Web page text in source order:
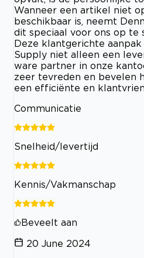
Wanneer een artikel niet
beschikbaar is, neemt
dit speciaal voor ons op te
Deze klantgerichte
Supply niet alleen een
ware partner in onze
zeer tevreden en bevelen
een efficiënte en
Communicatie
Snelheid/levertijd
Kennis/Vakmanschap
Beveelt aan
20 June 2024